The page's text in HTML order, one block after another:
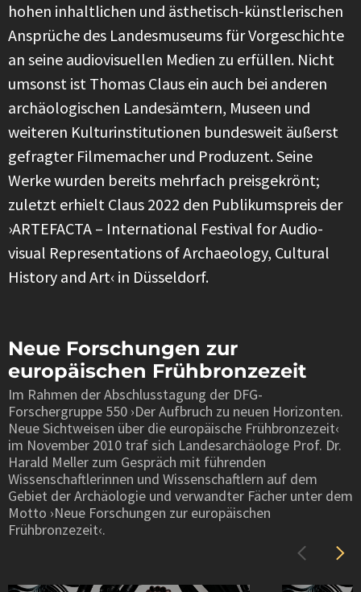
hohen inhaltlichen und ästhetisch-künstlerischen
Ansprüche des Landesmuseums für Vorgeschichte
an seine audiovisuellen Medien zu erfüllen. Nicht
umsonst ist Thomas Claus ein auch bei anderen
archäologischen Landesämtern, Museen und
weiteren Kulturinstitutionen bundesweit äußerst
gefragter Filmemacher und Produzent. Seine
Werke wurden bereits mehrfach preisgekrönt;
zuletzt erhielt Claus 2022 den Publikumspreis der
›ARTEFACTA – International Festival for Audio-
visual Representations of Archaeology, Cultural
History and Art‹ in Düsseldorf.
Neue Forschungen zur
europäischen Frühbronzezeit
Im Rahmen der Abschlusstagung der DFG-
Forschergruppe 550 ›Der Aufbruch zu neuen Horizonten.
Neue Sichtweisen über die europäische Frühbronzezeit‹
im November 2010 traf sich Landesarchäologe Prof. Dr.
Harald Meller zum Gespräch mit führenden
Wissenschaftlerinnen und Wissenschaftlern auf dem
Gebiet der Archäologie und verwandter Fächer unter dem
Motto ›Neue Forschungen zur europäischen
Frühbronzezeit‹.